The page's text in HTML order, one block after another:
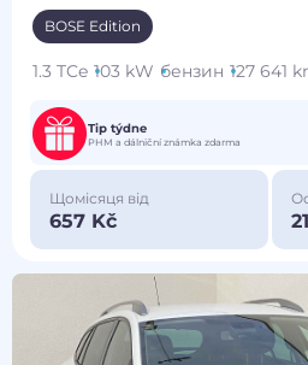
BOSE Edition
1.3 TCe 103 kW бензин 127 641
Tip týdne
PHM a dálniční známka zdarma
Щомісяця від
657 Kč